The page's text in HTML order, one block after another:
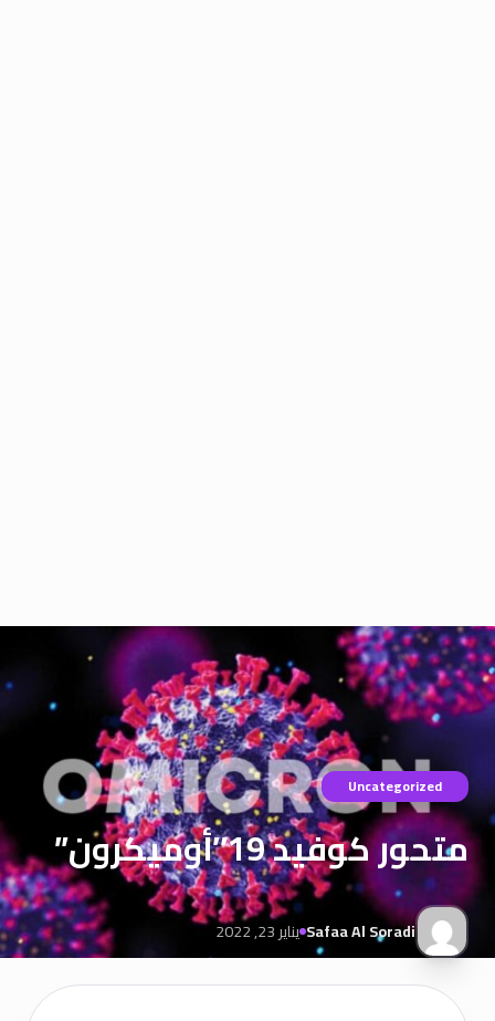
Uncategorized
متحور كوفيد 19″أوميكرون”
Safaa Al Soradi يناير 23, 2022